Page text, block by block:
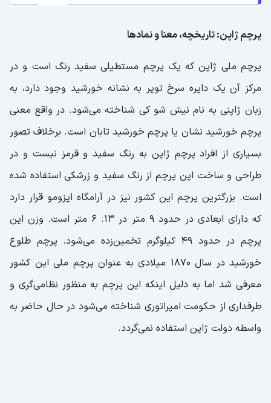
پرچم ژاپن: تاریخچه، معنا و نمادها
پرچم ملی ژاپن که یک پرچم مستطیلی سفید رنگ است و در
مرکز آن یک دایره سرخ توپر به نشانه خورشید وجود دارد، به
زبان ژاپنی به نام نیش شو کی شناخته می‌شود. در واقع معنی
پرچم خورشید نشان یا پرچم خورشید تابان است. برخلاف تصور
بسیاری از افراد پرچم ژاپن به رنگ سفید و قرمز نیست و در
طراحی و ساخت این پرچم از رنگ سفید و زرشکی استفاده شده
است. بزرگترین پرچم این کشور نیز در آرامگاه ایزومو قرار دارد
که دارای ابعادی در حدود ۹ متر در ۱۳. ۶ متر است. وزن این
پرچم در حدود ۴۹ کیلوگرم تخمین‌زده می‌شود. پرچم طلوع
خورشید در سال ۱۸۷۰ میلادی به عنوان پرچم ملی این کشور
معرفی شد اما به دلیل اینکه این پرچم به منظور نظامی‌گری و
طرفداری از حکومت امپراتوری شناخته می‌شود در حال حاضر به
واسطه دولت ژاپن استفاده نمی‌گردد.